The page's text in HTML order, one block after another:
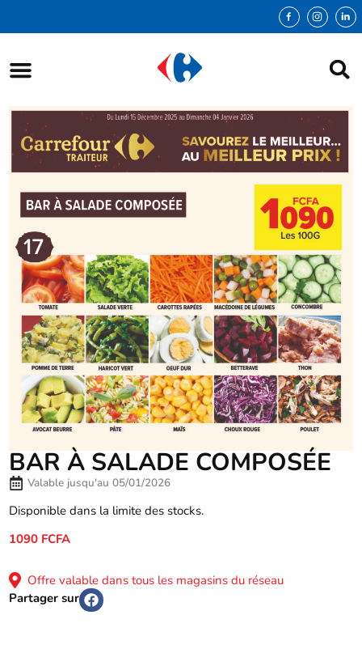
BAR À SALADE COMPOSÉE
Valable jusqu'au 05/01/2026
Disponible dans la limite des stocks.
1090 FCFA
Offre valable dans tous les magasins du réseau
Partager sur